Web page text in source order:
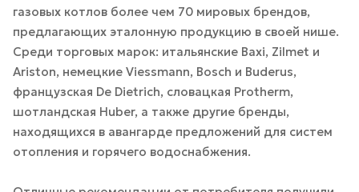
газовых котлов более чем 70 мировых брендов,
предлагающих эталонную продукцию в своей нише.
Среди торговых марок: итальянские Baxi, Zilmet и
Ariston, немецкие Viessmann, Bosch и Buderus,
французская De Dietrich, словацкая Protherm,
шотландская Huber, а также другие бренды,
находящихся в авангарде предложений для систем
отопления и горячего водоснабжения.